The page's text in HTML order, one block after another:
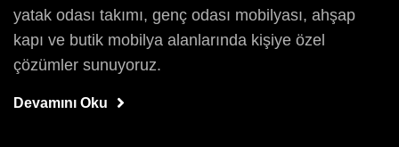
yatak odası takımı, genç odası mobilyası, ahşap
kapı ve butik mobilya alanlarında kişiye özel
çözümler sunuyoruz.
Devamını Oku